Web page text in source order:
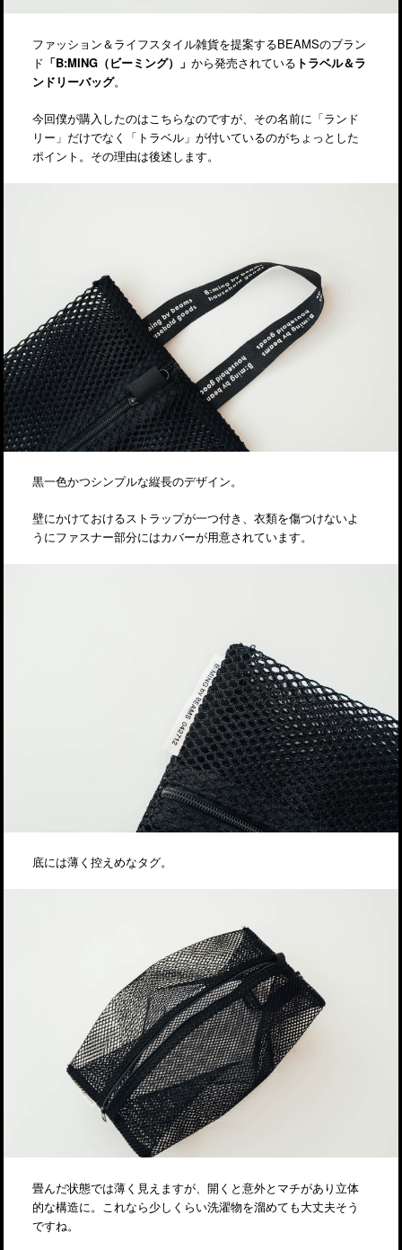
ファッション＆ライフスタイル雑貨を提案するBEAMSのブラン
ド 「B:MING（ビーミング）」 から発売されている トラベル＆ラ
ンドリーバッグ。
今回僕が購入したのはこちらなのですが、その名前に「ランド
リー」だけでなく「トラベル」が付いているのがちょっとした
ポイント。その理由は後述します。
黒一色かつシンプルな縦長のデザイン。
壁にかけておけるストラップが一つ付き、衣類を傷つけないよ
うにファスナー部分にはカバーが用意されています。
底には薄く控えめなタグ。
畳んだ状態では薄く見えますが、開くと意外とマチがあり立体
的な構造に。これなら少しくらい洗濯物を溜めても大丈夫そう
ですね。